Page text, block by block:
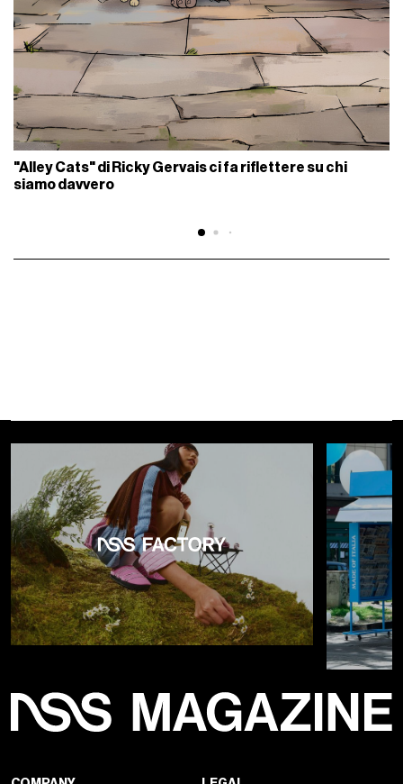
"Alley Cats" di Ricky Gervais ci fa riflettere su chi
siamo davvero